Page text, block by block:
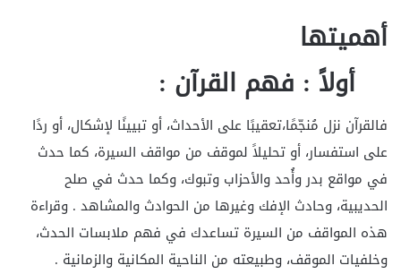
أهميتها
أولاً : فهم القرآن :
فالقرآن نزل مُنجّمًا،تعقيبًا على الأحداث، أو تبيينًا لإشكال، أو ردًا
على استفسار، أو تحليلاً لموقف من مواقف السيرة، كما حدث
في مواقع بدر وأُحد والأحزاب وتبوك، وكما حدث في صلح
الحديبية، وحادث الإفك وغيرها من الحوادث والمشاهد . وقراءة
هذه المواقف من السيرة تساعدك في فهم ملابسات الحدث،
وخلفيات الموقف، وطبيعته من الناحية المكانية والزمانية .